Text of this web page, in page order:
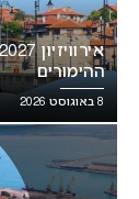
ההימורים
8 באוגוסט 2026